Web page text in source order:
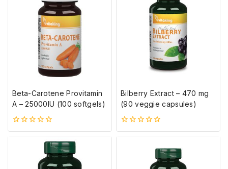
Beta-Carotene Provitamin
A – 25000IU (100 softgels)
0
5-
Bilberry Extract – 470 mg
(90 veggie capsules)
0
5-